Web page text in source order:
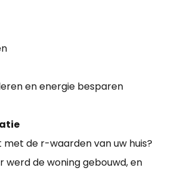
en energie besparen
met de r-waarden van uw huis?
werd de woning gebouwd, en